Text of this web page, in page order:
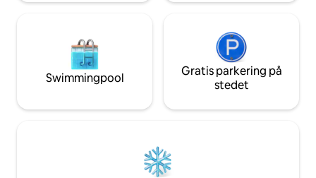
Swimmingpool
Gratis parkering på
stedet